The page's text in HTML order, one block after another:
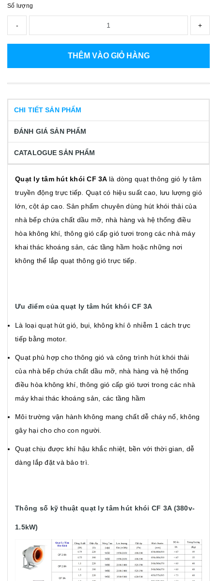
Số lượng
- +
THÊM VÀO GIỎ HÀNG
CHI TIẾT SẢN PHẨM
ĐÁNH GIÁ SẢN PHẨM
CATALOGUE SẢN PHẨM
Quạt ly tâm hút khói CF 3A là dòng quạt thông gió ly tâm
truyền động trực tiếp. Quạt có hiệu suất cao, lưu lượng gió
lớn, cột áp cao. Sản phẩm chuyên dùng hút khói thải của
nhà bếp chứa chất dầu mỡ, nhà hàng và hệ thống điều
hòa không khí, thông gió cấp gió tươi trong các nhà máy
khai thác khoáng sản, các tầng hầm hoặc những nơi
không thể lắp quạt thông gió trực tiếp.
Ưu điểm của quạt ly tâm hút khói CF 3A
Là loại quạt hút gió, bụi, không khí ô nhiễm 1 cách trực
tiếp bằng motor.
Quạt phù hợp cho thông gió và công trình hút khói thải
của nhà bếp chứa chất dầu mỡ, nhà hàng và hệ thống
điều hòa không khí, thông gió cấp gió tươi trong các nhà
máy khai thác khoáng sản, các tầng hầm
Môi trường vận hành không mang chất dễ cháy nổ, không
gây hại cho cho con người.
Quạt chịu được khí hậu khắc nhiệt, bền với thời gian, dễ
dàng lắp đặt và bảo trì.
Thông số kỹ thuật quạt ly tâm hút khói CF 3A (380v-
1.5kW)